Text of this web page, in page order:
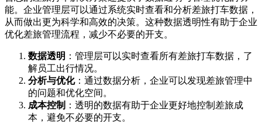
能。企业管理层可以通过系统实时查看和分析差旅打车数据，
从而做出更为科学和高效的决策。这种数据透明性有助于企业
优化差旅管理流程，减少不必要的开支。
数据透明 ：管理层可以实时查看所有差旅打车数据，了
解员工出行情况。
分析与优化：通过数据分析，企业可以发现差旅管理中
的问题和优化空间。
成本控制 ：透明的数据有助于企业更好地控制差旅成
本，避免不必要的开支。